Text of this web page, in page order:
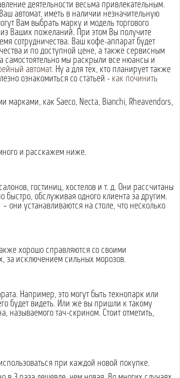
деятельности весьма привлекательным.
автомат, иметь в наличии незначительную
Вам выбрать марку и модель торгового
из Ваших пожеланий. При этом Вы получите
сотрудничества. Ваш кофе-аппарат будет
и по доступной цене, а также сервисным
самостоятельно мы раскрыли все нюансы и
автомат. Ну а для тех, кто планирует также
ознакомиться со статьей - как починить
марками, как Saeco, Necta, Bianchi, Rheavendors,
и расскажем ниже.
гостиниц, хостелов и т. д. Они рассчитаны
обслуживая одного клиента за другим.
устанавливаются на столе, что несколько
хорошо справляются со своими
за исключением сильных морозов.
Например, это могут быть технопарк или
будет видеть. Или же вы пришли к такому
называемого тач-скрином. Стоит отметить,
при каждой новой покупке.